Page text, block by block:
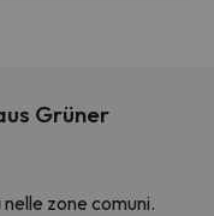
Grüner
zone comuni.